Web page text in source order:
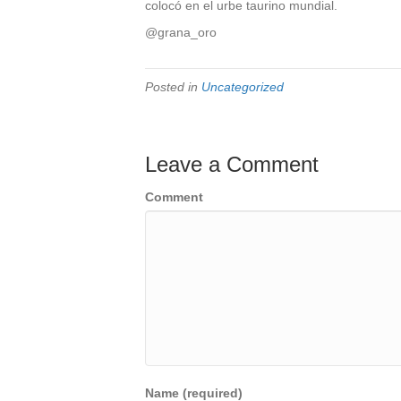
colocó en el urbe taurino mundial.
@grana_oro
Posted in Uncategorized
Leave a Comment
Comment
Name (required)